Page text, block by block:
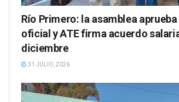
Río Primero: la asamblea
oficial y ATE firma acuerdo
diciembre
31 JULIO, 2026